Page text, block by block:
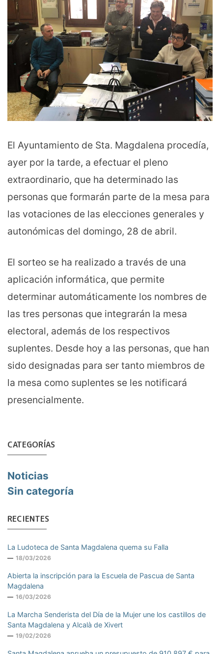
El Ayuntamiento de Sta. Magdalena procedía,
ayer por la tarde, a efectuar el pleno
extraordinario, que ha determinado las
personas que formarán parte de la mesa para
las votaciones de las elecciones generales y
autonómicas del domingo, 28 de abril.
El sorteo se ha realizado a través de una
aplicación informática, que permite
determinar automáticamente los nombres de
las tres personas que integrarán la mesa
electoral, además de los respectivos
suplentes. Desde hoy a las personas, que han
sido designadas para ser tanto miembros de
la mesa como suplentes se les notificará
presencialmente.
CATEGORÍAS
Noticias
Sin categoría
RECIENTES
La Ludoteca de Santa Magdalena quema su Falla
18/03/2026
Abierta la inscripción para la Escuela de Pascua de Santa
Magdalena
16/03/2026
La Marcha Senderista del Día de la Mujer une los castillos de
Santa Magdalena y Alcalà de Xivert
19/02/2026